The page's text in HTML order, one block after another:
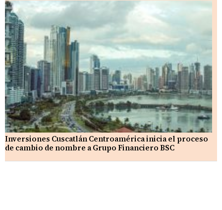
Inversiones Cuscatlán Centroamérica inicia el proceso
de cambio de nombre a Grupo Financiero BSC